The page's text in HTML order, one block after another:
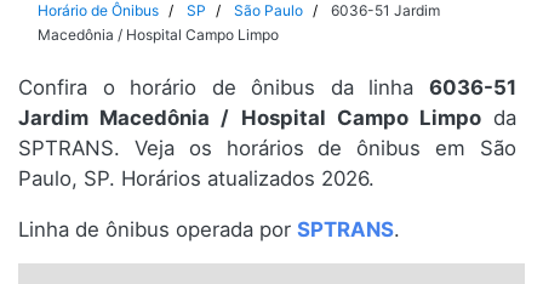
Rio de Janeiro
Espírito Santo
Paraná
Horário de Ônibus SP São Paulo
6036-51 Jardim
Macedônia / Hospital Campo Limpo
Confira o horário de ônibus da linha 6036-51
Jardim Macedônia / Hospital Campo Limpoda
SPTRANS. Veja os horários de ônibus em São
Paulo, SP. Horários atualizados 2026.
Linha de ônibus operada por SPTRANS.